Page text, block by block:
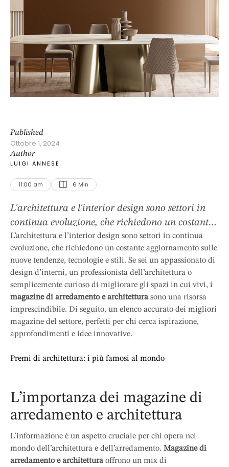
Published
Ottobre 1, 2024
Author
LUIGI ANNESE
11:00 am 6 Min
L'architettura e l'interior design sono settori in
continua evoluzione, che richiedono un costante
aggiornamento sulle nuove tendenze, tecnologie e
stili. Se sei un appassionato di design d’interni,
un professionista dell’architettura o
semplicemente curioso di migliorare gli spazi in
cui vivi, i magazine di arredamento e
architettura sono una risorsa imprescindibile. Di
seguito, un elenco accurato …
L’architettura e l’interior design sono settori in continua
evoluzione, che richiedono un costante aggiornamento sulle
nuove tendenze, tecnologie e stili. Se sei un appassionato di
design d’interni, un professionista dell’architettura o
semplicemente curioso di migliorare gli spazi in cui vivi, i
magazine di arredamento e architetturasono una risorsa
imprescindibile. Di seguito, un elenco accurato dei migliori
magazine del settore, perfetti per chi cerca ispirazione,
approfondimenti e idee innovative.
Premi di architettura: i più famosi al mondo
L’importanza dei magazine di
arredamento e architettura
L’informazione è un aspetto cruciale per chi opera nel
mondo dell’architettura e dell’arredamento. Magazine di
arredamento e architetturaoffrono un mix di